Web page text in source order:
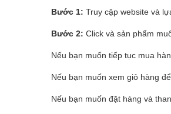
Bước 1: Truy cập website và
Bước 2: Click và sản phẩm
Nếu bạn muốn tiếp tục mua
Nếu bạn muốn xem giỏ hàng
Nếu bạn muốn đặt hàng và